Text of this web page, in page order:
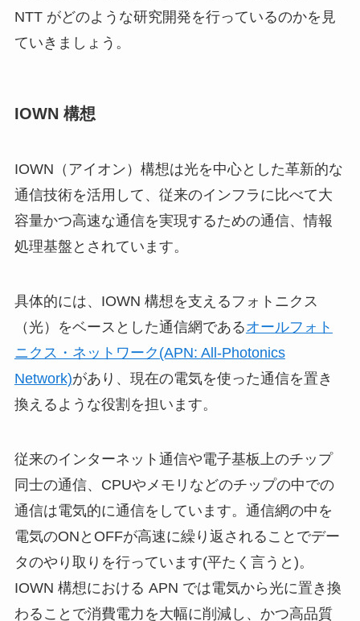
NTT がどのような研究開発を行っているのかを見
ていきましょう。
IOWN 構想
IOWN（アイオン）構想は光を中心とした革新的な
通信技術を活用して、従来のインフラに比べて大
容量かつ高速な通信を実現するための通信、情報
処理基盤とされています。
具体的には、IOWN 構想を支えるフォトニクス
（光）をベースとした通信網であるオールフォト
ニクス・ネットワーク(APN: All-Photonics
Network)があり、現在の電気を使った通信を置き
換えるような役割を担います。
従来のインターネット通信や電子基板上のチップ
同士の通信、CPUやメモリなどのチップの中での
通信は電気的に通信をしています。通信網の中を
電気のONとOFFが高速に繰り返されることでデー
タのやり取りを行っています(平たく言うと)。
IOWN 構想における APN では電気から光に置き換
わることで消費電力を大幅に削減し、かつ高品質